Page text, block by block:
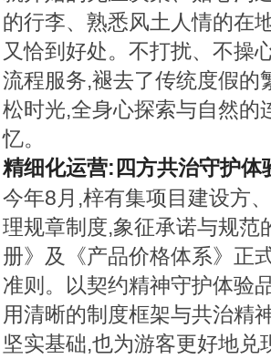
的行李、熟悉风土人情的在
又恰到好处。不打扰、不操
流程服务,褪去了传统度假的
松时光,全身心探索与自然的
忆。
精细化运营:四方共治守护体
今年8月,梓有集项目建设方
理规章制度,象征承诺与规范
册》及《产品价格体系》正
准则。以契约精神守护体验
用清晰的制度框架与共治精
坚实基础,也为游客更好地兑